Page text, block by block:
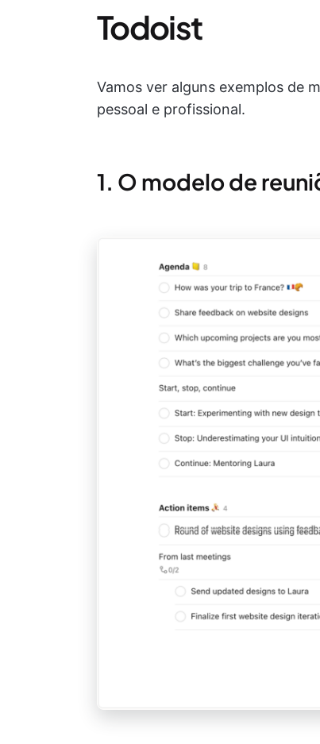
Todoist
Vamos ver alguns exemplos de
pessoal e profissional.
1. O modelo de